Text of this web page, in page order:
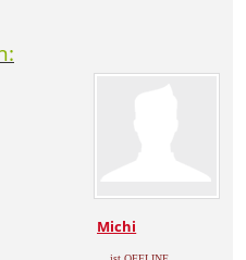
Michi